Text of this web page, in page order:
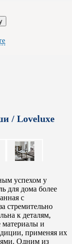
/ Loveluxe
успехом у
для дома более
с
стремительно
к деталям,
материалы и
применяя их
Одним из